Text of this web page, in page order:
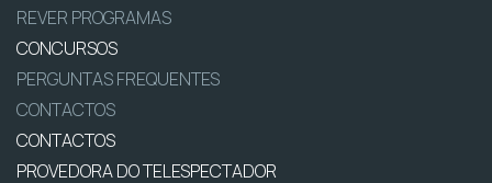
REVER PROGRAMAS
CONCURSOS
PERGUNTAS FREQUENTES
CONTACTOS
CONTACTOS
PROVEDORA DO TELESPECTADOR